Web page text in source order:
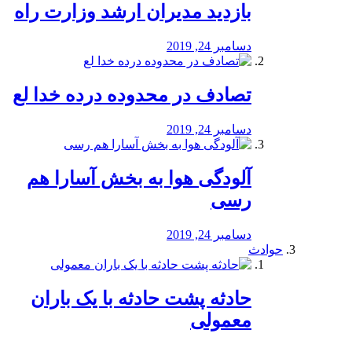
بازدید مدیران ارشد وزارت راه
دسامبر 24, 2019
تصادف در محدوده درده خدا لع
دسامبر 24, 2019
آلودگی هوا به بخش آسارا هم
رسی
دسامبر 24, 2019
حوادث
️حادثه پشت حادثه با یک باران
معمولی